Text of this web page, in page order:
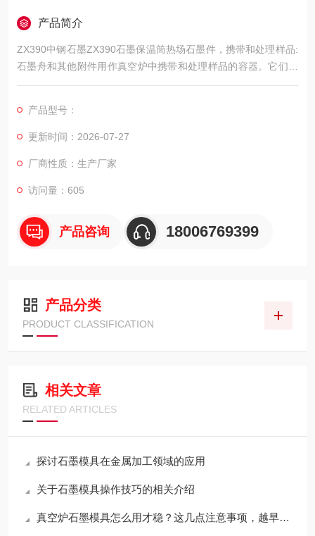
产品简介
ZX390中钢石墨ZX390石墨保温筒热场石墨件，携带和处理样品:
石墨舟和其他附件用作真空炉中携带和处理样品的容器。它们具
有优异的耐高温性和化学稳定性，可以承受的热处理条件。
产品型号：
更新时间：2026-07-27
厂商性质：生产厂家
访问量：605
产品咨询 18006769399
产品分类
PRODUCT CLASSIFICATION
相关文章
RELATED ARTICLES
探讨石墨模具在金属加工领域的应用
关于石墨模具操作技巧的相关介绍
真空炉石墨模具怎么用才稳？这几点注意事项，越早知道越省心